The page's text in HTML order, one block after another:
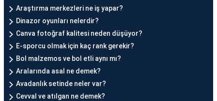
Araştırma merkezleri ne iş yapar?
Dinazor oyunları nelerdir?
Canva fotoğraf kalitesi neden düşüyor?
E-sporcu olmak için kaç rank gerekir?
Bol malzemos ve bol etli aynı mı?
Aralarında asal ne demek?
Avadanlık setinde neler var?
Cevval ve atılgan ne demek?